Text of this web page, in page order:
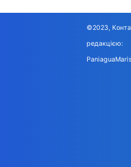
©2023,
редакцією: